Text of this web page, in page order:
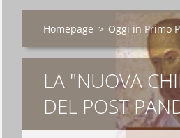
Homepage > Oggi in Primo
LA "NUOVA
DEL POST